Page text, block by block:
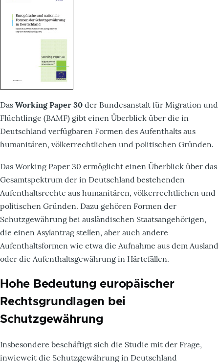
Das Working Paper 30 der Bundesanstalt für Migration und
Flüchtlinge (BAMF) gibt einen Überblick über die in
Deutschland verfügbaren Formen des Aufenthalts aus
humanitären, völkerrechtlichen und politischen Gründen.
Das Working Paper 30 ermöglicht einen Überblick über das
Gesamtspektrum der in Deutschland bestehenden
Aufenthaltsrechte aus humanitären, völkerrechtlichen und
politischen Gründen. Dazu gehören Formen der
Schutzgewährung bei ausländischen Staatsangehörigen,
die einen Asylantrag stellen, aber auch andere
Aufenthaltsformen wie etwa die Aufnahme aus dem Ausland
oder die Aufenthaltsgewährung in Härtefällen.
Hohe Bedeutung europäischer
Rechtsgrundlagen bei
Schutzgewährung
Insbesondere beschäftigt sich die Studie mit der Frage,
inwieweit die Schutzgewährung in Deutschland